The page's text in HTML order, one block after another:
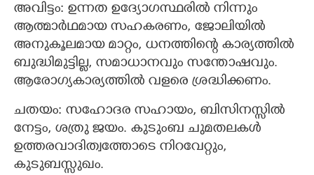
അവിട്ടം: ഉന്നത ഉദ്യോഗസ്ഥരില്‍ നിന്നും
ആത്മാര്‍ഥമായ സഹകരണം, ജോലിയില്‍
അനുകൂലമായ മാറ്റം, ധനത്തിന്റെ കാര്യത്തില്‍
ബുദ്ധിമുട്ടില്ല, സമാധാനവും സന്തോഷവും.
ആരോഗ്യകാര്യത്തില്‍ വളരെ ശ്രദ്ധിക്കണം.
ചതയം: സഹോദര സഹായം, ബിസിനസ്സില്‍
നേട്ടം, ശത്രു ജയം. കുടുംബ ചുമതലകള്‍
ഉത്തരവാദിത്വത്തോടെ നിറവേറ്റും,
കുടുബസ്സുഖം.